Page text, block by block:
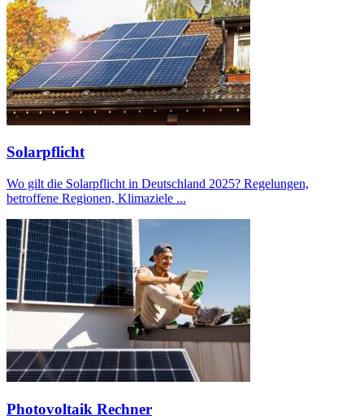
Solarpflicht
Wo gilt die Solarpflicht in Deutschland 2025? Regelungen,
betroffene Regionen, Klimaziele ...
Photovoltaik Rechner